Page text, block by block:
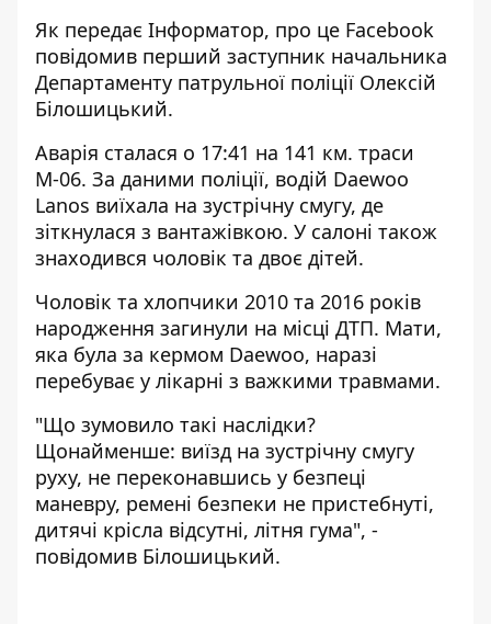
Як передає Інформатор, про це Facebook
повідомив перший заступник начальника
Департаменту патрульної поліції Олексій
Білошицький.
Аварія сталася о 17:41 на 141 км. траси
М-06. За даними поліції, водій Daewoo
Lanos виїхала на зустрічну смугу, де
зіткнулася з вантажівкою. У салоні також
знаходився чоловік та двоє дітей.
Чоловік та хлопчики 2010 та 2016 років
народження загинули на місці ДТП. Мати,
яка була за кермом Daewoo, наразі
перебуває у лікарні з важкими травмами.
"Що зумовило такі наслідки?
Щонайменше: виїзд на зустрічну смугу
руху, не переконавшись у безпеці
маневру, ремені безпеки не пристебнуті,
дитячі крісла відсутні, літня гума", -
повідомив Білошицький.